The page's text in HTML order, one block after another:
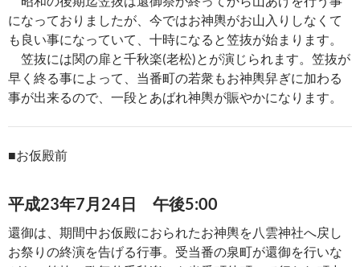
になっておりましたが、今ではお神輿がお山入りしなくて
も良い事になっていて、十時になると笠抜が始まります。
笠抜には関の扉と千秋楽(老松)とが演じられます。笠抜が
早く終る事によって、当番町の若衆もお神輿舁ぎに加わる
事が出来るので、一段とあばれ神輿が賑やかになります。
■お仮殿前
平成23年7月24日 午後5:00
還御は、期間中お仮殿におられたお神輿を八雲神社へ戻し
お祭りの終演を告げる行事。受当番の泉町が還御を行いな